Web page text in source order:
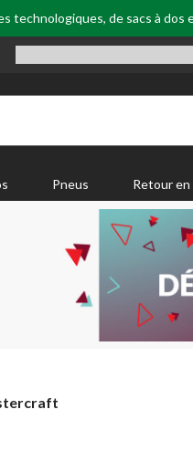
technologiques, de sacs à
Pneus Retour en